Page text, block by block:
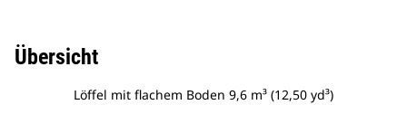
Übersicht
Löffel mit flachem Boden 9,6 m³ (12,50 yd³)